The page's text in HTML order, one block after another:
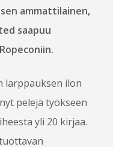
PELITEKO -
ammattilainen,
saapuu
larppauksen ilon
pelejä työkseen
yli 20 kirjaa.